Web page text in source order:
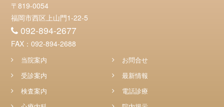
〒819-0054
福岡市西区上山門1-22-5
092-894-2677
FAX：092-894-2688
当院案内
受診案内
検査案内
お問合せ
最新情報
電話診療